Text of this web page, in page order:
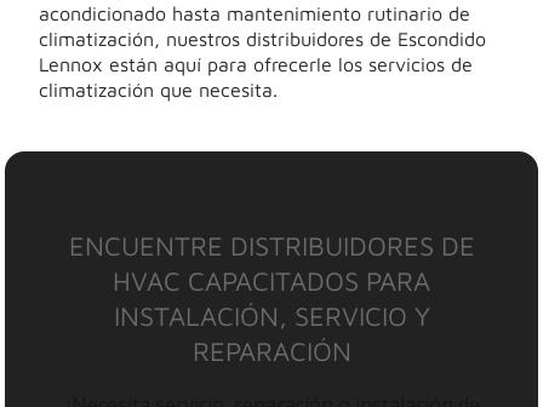
acondicionado hasta mantenimiento rutinario de
climatización, nuestros distribuidores de Escondido
Lennox están aquí para ofrecerle los servicios de
climatización que necesita.
ENCUENTRE DISTRIBUIDORES DE
HVAC CAPACITADOS PARA
INSTALACIÓN, SERVICIO Y
REPARACIÓN